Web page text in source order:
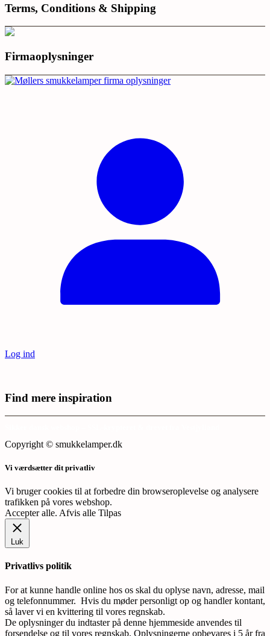
Terms, Conditions & Shipping
Firmaoplysninger
Log ind
Find mere inspiration
Copyright © smukkelamper.dk
Vi værdsætter dit privatliv
Vi bruger cookies til at forbedre din browseroplevelse og analysere
trafikken på vores webshop.
Accepter alle. Afvis alle Tilpas
Luk
Privatlivs politik
For at kunne handle online hos os skal du oplyse navn, adresse, mail
og telefonnummer. Hvis du møder personligt op og handler kontant,
så laver vi en kvittering til vores regnskab.
De oplysninger du indtaster på denne hjemmeside anvendes til
forsendelse og til vores regnskab. Oplysningerne opbevares i 5 år fra